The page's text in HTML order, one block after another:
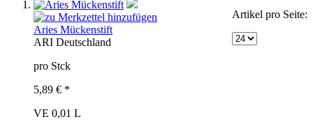
Artikel pro Seite:
Aries Mückenstift
ARI Deutschland
pro Stck
5,89 € *
VE 0,01 L